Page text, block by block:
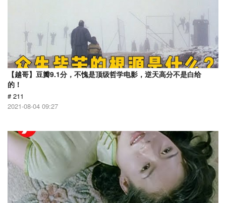
【越哥】豆瓣9.1分，不愧是顶级哲学电影，逆天高分不是白给
的！
# 211
2021-08-04 09:27